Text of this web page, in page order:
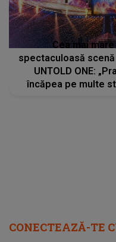
Cea mai
spectaculoasă
UNTOLD ONE:
încăpea pe multe
CONECTEAZĂ-TE